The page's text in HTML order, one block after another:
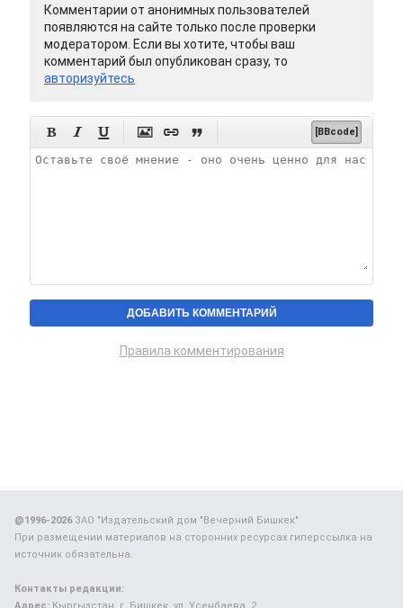
Комментарии от анонимных пользователей
появляются на сайте только после проверки
модератором. Если вы хотите, чтобы ваш
комментарий был опубликован сразу, то
авторизуйтесь
      [BBcode]
Правила комментирования
@1996-2026ЗАО "Издательский дом "Вечерний Бишкек"
При размещении материалов на сторонних ресурсах гиперссылка на
источник обязательна.
Контакты редакции: